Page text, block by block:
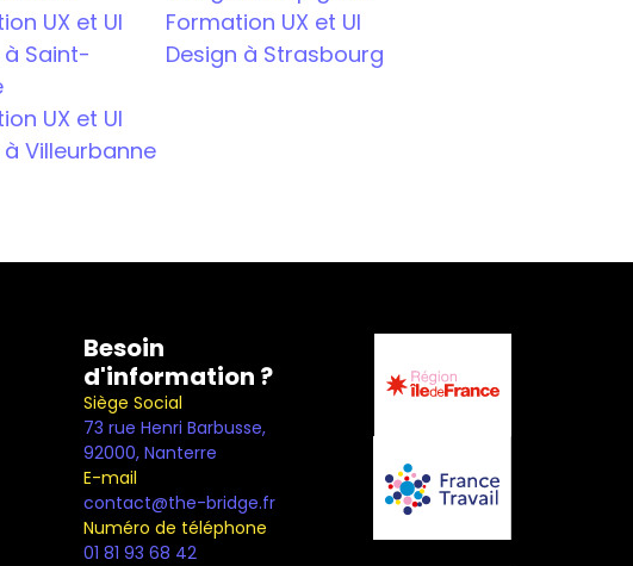
UX et UI
à Saint-
Formation UX et UI
Design à Strasbourg
UX et UI
à Villeurbanne
Besoin
d'information ?
Siège Social
73 rue Henri Barbusse,
92000, Nanterre
E-mail
contact@the-bridge.fr
Numéro de téléphone
01 81 93 68 42